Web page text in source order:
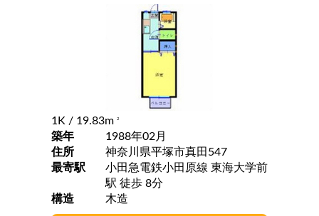
1K / 19.83m 2
築年
1988年02月
住所
神奈川県平塚市真田547
最寄駅
小田急電鉄小田原線 東海大学前
駅 徒歩 8分
構造
木造